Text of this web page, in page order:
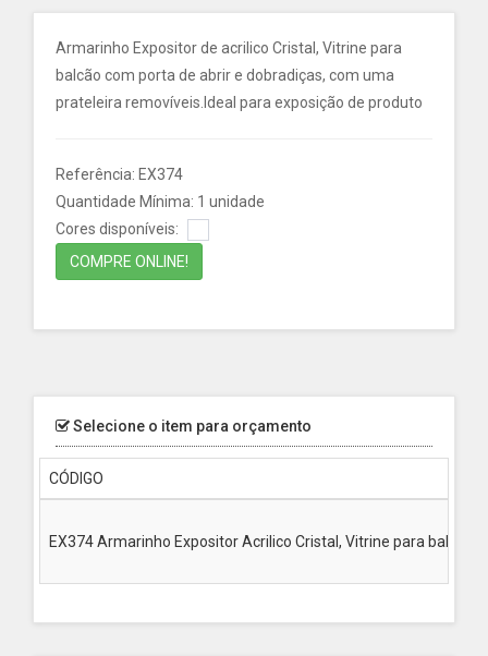
Armarinho Expositor de acrilico Cristal, Vitrine para
balcão com porta de abrir e dobradiças, com uma
prateleira removíveis.Ideal para exposição de produto
Referência: EX374
Quantidade Mínima: 1 unidade
Cores disponíveis:
COMPRE ONLINE!
Selecione o item para orçamento
CÓDIGO
EX374 Armarinho Expositor Acrilico Cristal, Vitrine para